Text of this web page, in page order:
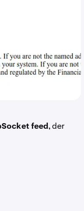
feed, der